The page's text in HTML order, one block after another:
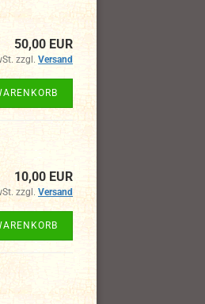
50,00 EUR
zzgl. Versand
10,00 EUR
zzgl. Versand